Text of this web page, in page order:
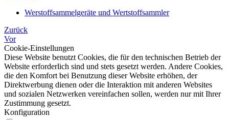
Werstoffsammelgeräte und Wertstoffsammler
Zurück
Vor
Cookie-Einstellungen
Diese Website benutzt Cookies, die für den technischen Betrieb der
Website erforderlich sind und stets gesetzt werden. Andere Cookies,
die den Komfort bei Benutzung dieser Website erhöhen, der
Direktwerbung dienen oder die Interaktion mit anderen Websites
und sozialen Netzwerken vereinfachen sollen, werden nur mit Ihrer
Zustimmung gesetzt.
Konfiguration